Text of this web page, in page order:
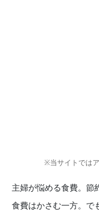
※当サイトでは
主婦が悩める食費。節
食費はかさむ一方。で